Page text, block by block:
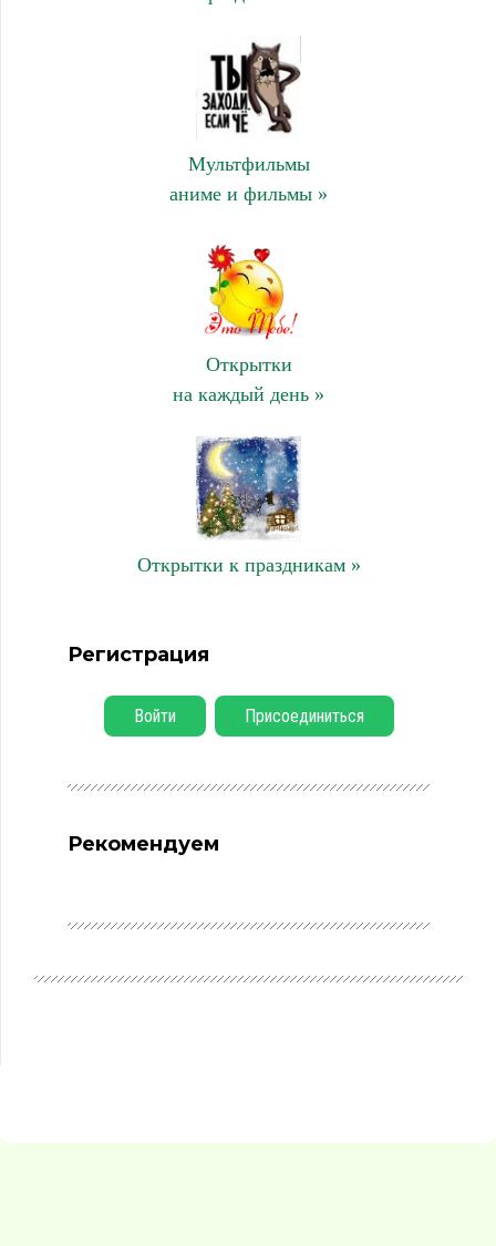
Мультфильмы
аниме и фильмы »
Открытки
на каждый день »
Открытки к праздникам »
Регистрация
Войти Присоединиться
Рекомендуем